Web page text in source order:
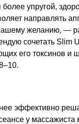
упругой,
направлять
желанию, —
сочетать Slim
его токсинов и
эффективно
у массажиста